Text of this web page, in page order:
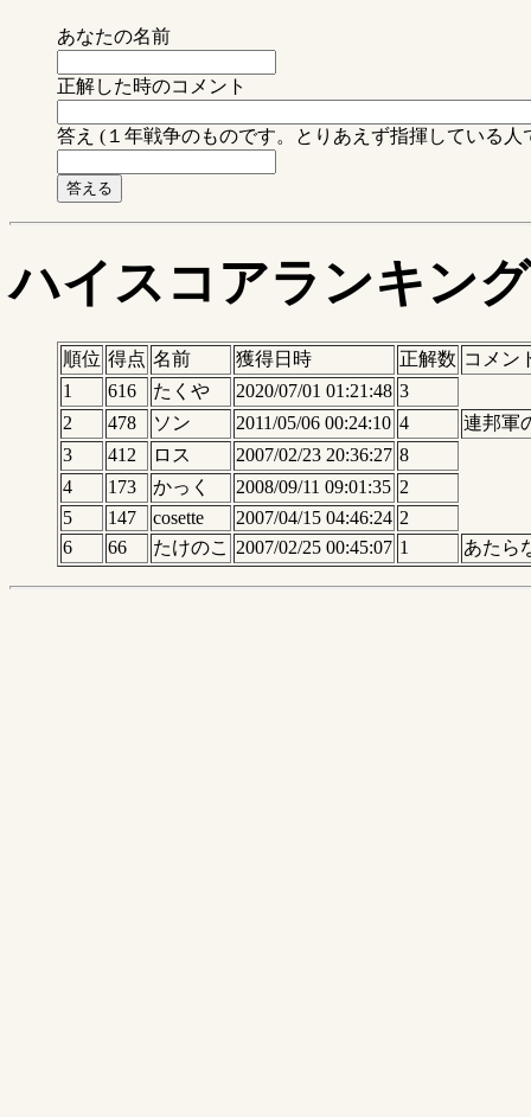
あなたの名前
正解した時のコメント
答え (１年戦争のものです。とりあえず指揮している人
ハイスコアランキング
順位 得点 名前 獲得日時 正解数 コメン
1
616 たくや 2020/07/01 01:21:48 3
2
478 ソン 2011/05/06 00:24:10 4
連邦軍
3
412 ロス 2007/02/23 20:36:27 8
4
173 かっく 2008/09/11 09:01:35 2
5
147 cosette 2007/04/15 04:46:24 2
6
66 たけのこ 2007/02/25 00:45:07 1 あたら